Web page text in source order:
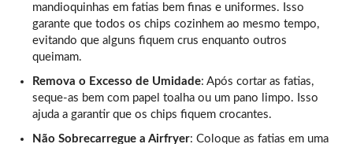
mandioquinhas em fatias bem finas e uniformes. Isso
garante que todos os chips cozinhem ao mesmo tempo,
evitando que alguns fiquem crus enquanto outros
queimam.
Remova o Excesso de Umidade: Após cortar as fatias,
seque-as bem com papel toalha ou um pano limpo. Isso
ajuda a garantir que os chips fiquem crocantes.
Não Sobrecarregue a Airfryer: Coloque as fatias em uma